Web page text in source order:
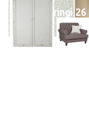
ringi 26